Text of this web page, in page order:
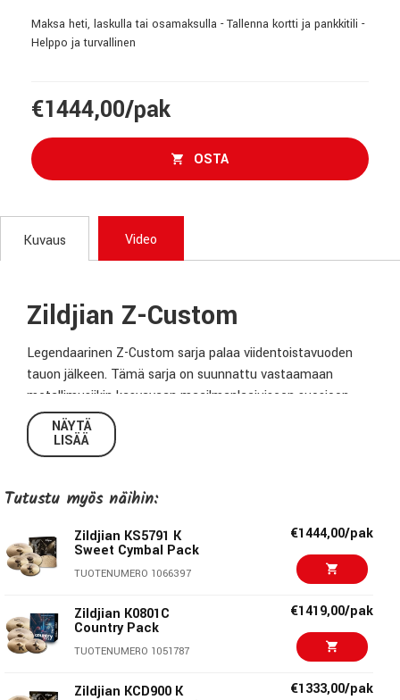
Maksa heti, laskulla tai osamaksulla - Tallenna kortti ja pankkitili -
Helppo ja turvallinen
€1444,00/pak
OSTA
Kuvaus Video
Zildjian Z-Custom
Legendaarinen Z-Custom sarja palaa viidentoistavuoden
tauon jälkeen. Tämä sarja on suunnattu vastaamaan
metallimusiikin kasvavaan maailmanlaajuiseen suosioon.
Alkuperäisten Z-Custom-symbaalien tapaan uudet Z-
Custom-symbaalit soivat kovaa ja kirkkaasti.
Metallirumpalit ympäri maailman ovatkin toivoneet Zildjian-
tuotantoprosessi on tehnyt sarjasta kestävämmän ja
kaikissa symbaaleissa on tähtihamarakuviointi, joka
muistuttaa alkuperäistä Z Custom-sarjaa. Z-Custom-sarjan
uudelleen suunnitellut Joe Pallai sanookin, että ”Z-Custom-
symbaalit ovat rakkauskirjeeni heavy metal-musiikille”
Zildjian Z Custom Standard Cymbal
Pack
Raskaampaa musiikkia rakastavat rumpalit rakastavat
NÄYTÄ
LISÄÄ
Tutustu myös näihin:
Zildjian KS5791 K
Sweet Cymbal Pack
TUOTENUMERO 1066397
€1444,00/pak
Zildjian K0801C
Country Pack
TUOTENUMERO 1051787
€1419,00/pak
Zildjian KCD900 K €1333,00/pak